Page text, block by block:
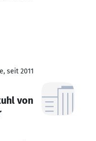
seit 2011
von